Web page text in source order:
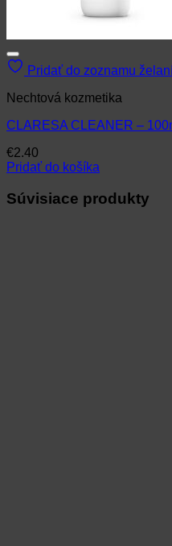
Pridať do zoznamu
Nechtová kozmetika
CLARESA CLEANER –
€2.40
Pridať do košíka
Súvisiace produkty